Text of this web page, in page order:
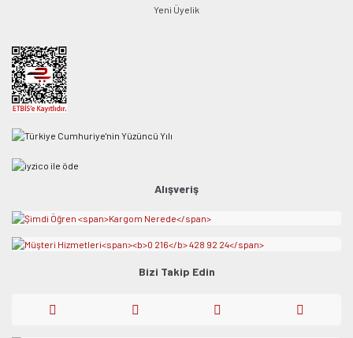
Yeni Üyelik
Alışveriş
Bizi Takip Edin